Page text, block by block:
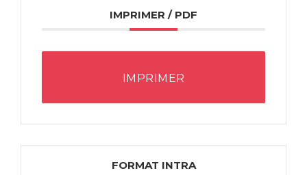
IMPRIMER / PDF
IMPRIMER
FORMAT INTRA